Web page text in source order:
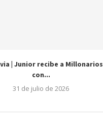
| Junior recibe a Millonarios
con...
31 de julio de 2026